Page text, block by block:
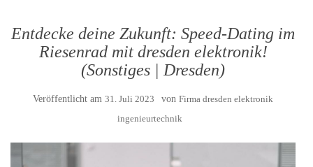
Entdecke deine Zukunft: Speed-Dating im
Riesenrad mit dresden elektronik!
(Sonstiges | Dresden)
Veröffentlicht am 31. Juli 2023 von Firma dresden elektronik
ingenieurtechnik